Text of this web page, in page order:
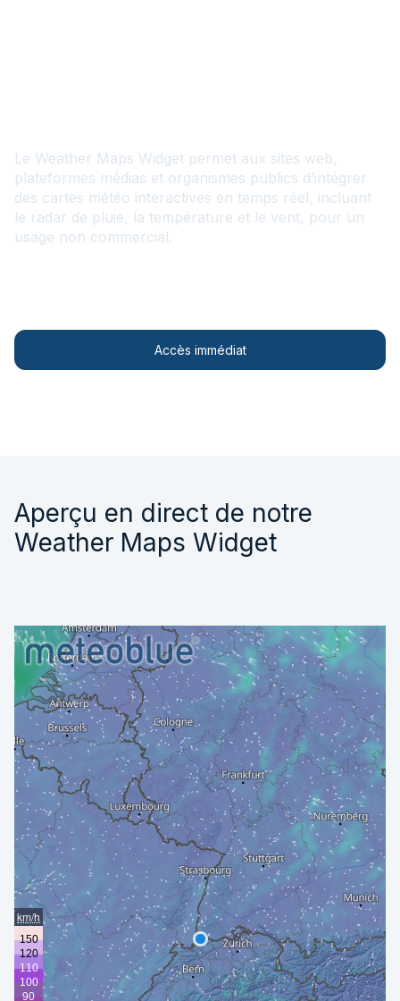
Le Weather Maps Widget permet aux sites web,
plateformes médias et organismes publics d’intégrer
des cartes météo interactives en temps réel, incluant
le radar de pluie, la température et le vent, pour un
usage non commercial.
Accès immédiat
Aperçu en direct de notre
Weather Maps Widget